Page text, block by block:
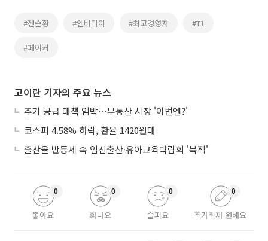
#젠슨황 #엔비디아 #최고경영자 #T1
#페이커
고이란 기자의 주요 뉴스
추가 공급 대책 임박…부동산 시장 '이번엔?'
코스피 4.58% 하락, 환율 1420원대
출산율 반등세 속 임신출산·유아교육박람회 '북적'
좋아요
0
화나요
0
슬퍼요
0
추가취재 원해요
0